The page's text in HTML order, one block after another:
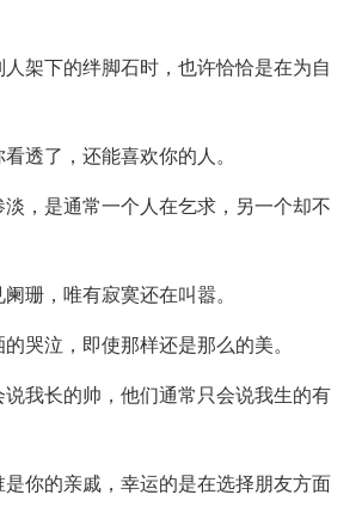
架下的绊脚石时，也许恰恰是在为自
透了，还能喜欢你的人。
，是通常一个人在乞求，另一个却不
珊，唯有寂寞还在叫嚣。
哭泣，即使那样还是那么的美。
我长的帅，他们通常只会说我生的有
你的亲戚，幸运的是在选择朋友方面